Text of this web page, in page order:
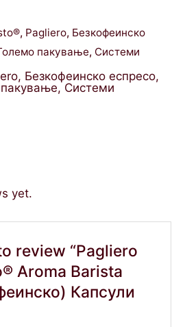
, Pagliero, Безкофеинско
пакување, Системи
, Безкофеинско еспресо,
, Системи
yet.
review “Pagliero
Aroma Barista
Капсули